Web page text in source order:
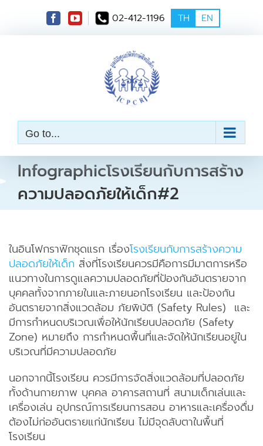
t
02-412-1196 TH EN
Go to...
Infographicโรงเรียนกับการสร้าง
ความปลอดภัยให้เด็ก#2
ในอินโฟกราฟิกชุดแรก เรื่องโรงเรียนกับการสร้างความ
ปลอดภัยให้เด็ก สิ่งที่โรงเรียนควรมีคือการมีมาตการหรือ
แนวทางในการดูแลความปลอดภัยที่ป้องกันอันตรายจาก
บุคคลทั้งจากภายในและภายนอกโรงเรียน และป้องกัน
อันตรายจากสิ่งแวดล้อม ภัยพิบัติ (Safety Rules) และ
มีการกำหนดบริเวณเพื่อให้นักเรียนปลอดภัย (Safety
Zone) หมายถึง การกำหนดพื้นที่และจัดให้นักเรียนอยู่ใน
บริเวณที่มีความปลอดภัย
นอกจากนี้โรงเรียน ควรมีการจัดสิ่งแวดล้อมที่ปลอดภัย
ทั้งด้านกายภาพ บุคคล อาคารสถานที่ สนามเด็กเล่นและ
เครื่องเล่น อุปกรณ์การเรียนการสอน อาหารและเครื่องดื่ม
ต้องไม่ก่ออันตรายแก่นักเรียน ไม่มีจุดลับตาในพื้นที่
โรงเรียน